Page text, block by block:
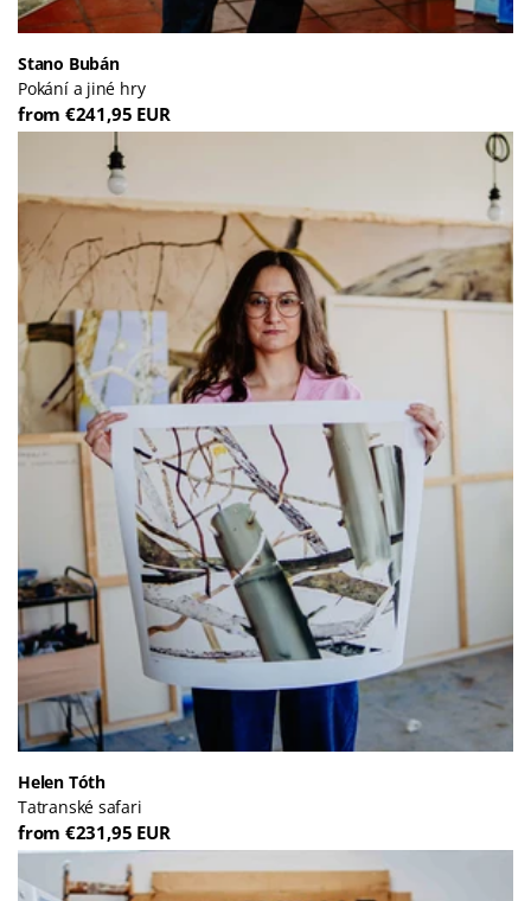
Stano Bubán
Pokání a jiné hry
from €241,95 EUR
Helen Tóth
Tatranské safari
from €231,95 EUR